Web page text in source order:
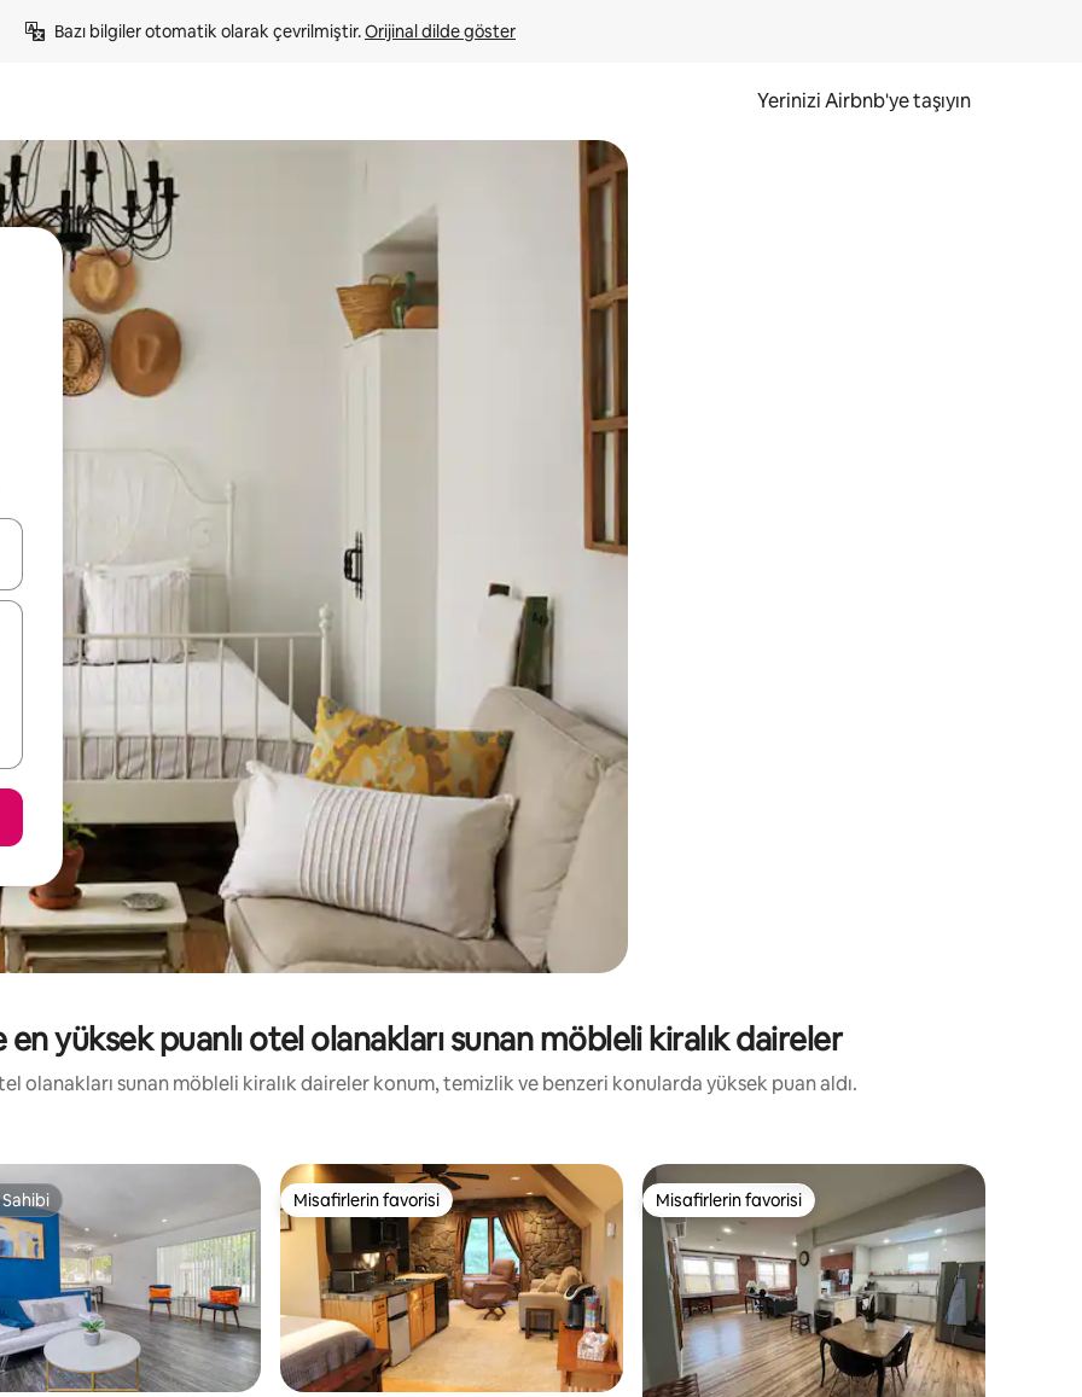
Bazı bilgiler otomatik olarak çevrilmiştir. Orijinal dilde göster
Yerinizi Airbnb'ye taşıyın
gezinin veya dokunarak ya da kaydırma hareketleriyle keşfedin.
en yüksek puanlı otel olanakları sunan möbleli kiralık daireler
olanakları sunan möbleli kiralık daireler konum, temizlik ve benzeri konularda yüksek puan aldı.
Misafirlerin favorisi
Misafirlerin favorisi Misafirlerin favorisi
Misafirlerin favorisi